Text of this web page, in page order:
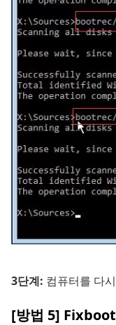
3단계: 컴퓨터를 다
[방법 5]